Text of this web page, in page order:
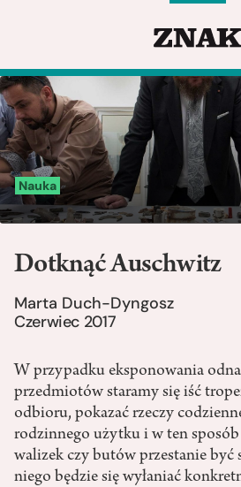
Nauka
Dotknąć Auschwitz
Marta Duch-Dyngosz
Czerwiec 2017
W przypadku eksponowania
przedmiotów staramy się iść
odbioru, pokazać rzeczy
rodzinnego użytku i w ten sposób
walizek czy butów przestanie być
niego będzie się wyłaniać